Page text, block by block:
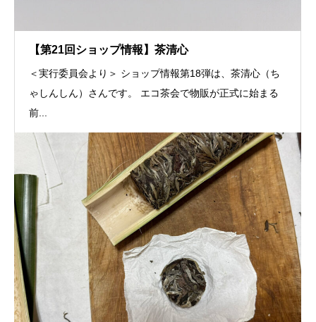
【第21回ショップ情報】茶清心
＜実行委員会より＞ ショップ情報第18弾は、茶清心（ち
ゃしんしん）さんです。 エコ茶会で物販が正式に始まる
前...